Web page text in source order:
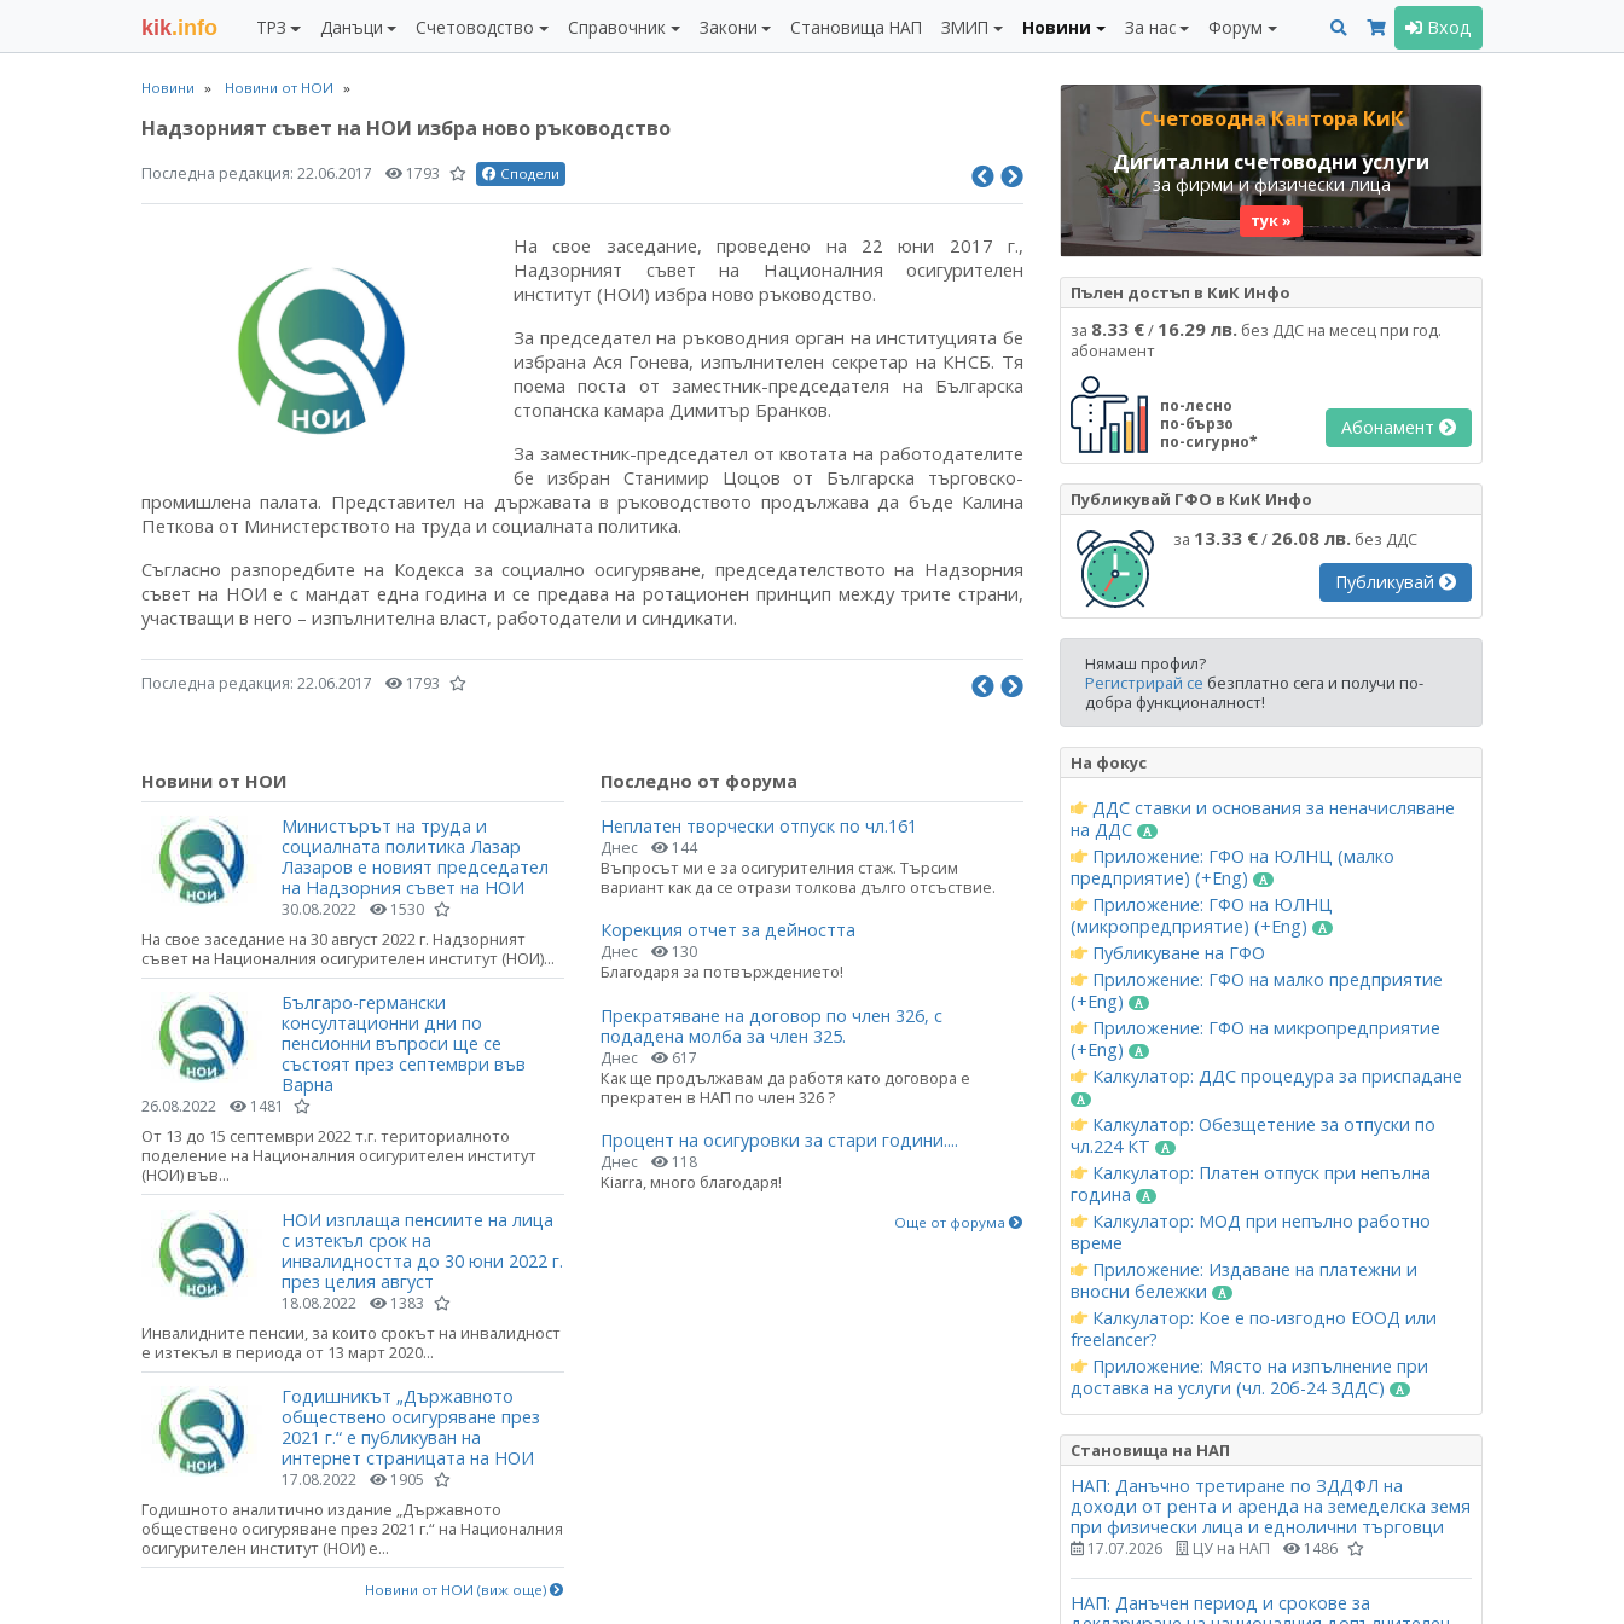
kik.info ТРЗ Данъци Счетоводство Справочник Закони Становища НАП ЗМИП Новини За нас Форум Вход
Новини Новини от НОИ
Надзорният съвет на НОИ избра ново ръководство
Последна редакция: 22.06.2017 1793 Сподели
На свое заседание, проведено на 22 юни 2017 г.,
Надзорният съвет на Националния осигурителен
институт (НОИ) избра ново ръководство.
За председател на ръководния орган на институцията бе
избрана Ася Гонева, изпълнителен секретар на КНСБ. Тя
поема поста от заместник-председателя на Българска
стопанска камара Димитър Бранков.
За заместник-председател от квотата на работодателите
бе избран Станимир Цоцов от Българска търговско-
промишлена палата. Представител на държавата в ръководството продължава да бъде Калина
Петкова от Министерството на труда и социалната политика.
Съгласно разпоредбите на Кодекса за социално осигуряване, председателството на Надзорния
съвет на НОИ е с мандат една година и се предава на ротационен принцип между трите страни,
участващи в него – изпълнителна власт, работодатели и синдикати.
Последна редакция: 22.06.2017 1793
Новини от НОИ
Министърът на труда и
социалната политика Лазар
Лазаров е новият председател
на Надзорния съвет на НОИ
30.08.2022 1530
На свое заседание на 30 август 2022 г. Надзорният
съвет на Националния осигурителен институт (НОИ)...
Българо-германски
консултационни дни по
пенсионни въпроси ще се
състоят през септември във
Варна
26.08.2022 1481
От 13 до 15 септември 2022 т.г. териториалното
поделение на Националния осигурителен институт
(НОИ) във...
НОИ изплаща пенсиите на лица
с изтекъл срок на
инвалидността до 30 юни 2022 г.
през целия август
18.08.2022 1383
Инвалидните пенсии, за които срокът на инвалидност
е изтекъл в периода от 13 март 2020...
Годишникът „Държавното
обществено осигуряване през
2021 г.“ е публикуван на
интернет страницата на НОИ
17.08.2022 1905
Годишното аналитично издание „Държавното
обществено осигуряване през 2021 г.“ на Националния
осигурителен институт (НОИ) е...
Новини от НОИ (виж още)
Последно от форума
Неплатен творчески отпуск по чл.161
Днес 144
Въпросът ми е за осигурителния стаж. Търсим
вариант как да се отрази толкова дълго отсъствие.
Корекция отчет за дейността
Днес 130
Благодаря за потвърждението!
Прекратяване на договор по член 326, с
подадена молба за член 325.
Днес 617
Как ще продължавам да работя като договора е
прекратен в НАП по член 326 ?
Процент на осигуровки за стари години....
Днес 118
Kiarra, много благодаря!
Още от форума
Счетоводна Кантора КиК
Дигитални счетоводни услуги
за фирми и физически лица
тук »
Пълен достъп в КиК Инфо
за 8.33 €/ 16.29 лв. без ДДС на месец при год.
абонамент
по-лесно
по-бързо
по-сигурно*
Абонамент
Публикувай ГФО в КиК Инфо
за 13.33 €/ 26.08 лв. без ДДС
Публикувай
Нямаш профил?
Регистрирай се безплатно сега и получи по-
добра функционалност!
На фокус
ДДС ставки и основания за неначисляване
на ДДС
Приложение: ГФО на ЮЛНЦ (малко
предприятие) (+Eng)
Приложение: ГФО на ЮЛНЦ
(микропредприятие) (+Eng)
Публикуване на ГФО
Приложение: ГФО на малко предприятие
(+Eng)
Приложение: ГФО на микропредприятие
(+Eng)
Калкулатор: ДДС процедура за приспадане
Калкулатор: Обезщетение за отпуски по
чл.224 КТ
Калкулатор: Платен отпуск при непълна
година
Калкулатор: МОД при непълно работно
време
Приложение: Издаване на платежни и
вносни бележки
Калкулатор: Кое е по-изгодно ЕООД или
freelancer?
Приложение: Място на изпълнение при
доставка на услуги (чл. 20б-24 ЗДДС)
Становища на НАП
НАП: Данъчно третиране по ЗДДФЛ на
доходи от рента и аренда на земеделска земя
при физически лица и еднолични търговци
17.07.2026 ЦУ на НАП 1486
НАП: Данъчен период и срокове за